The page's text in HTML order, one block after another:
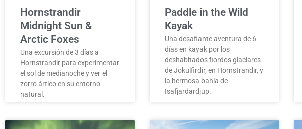
Hornstrandir
Midnight Sun &
Arctic Foxes
Una excursión de 3 días a
Hornstrandir para experimentar
el sol de medianoche y ver el
zorro ártico en su entorno
natural.
Paddle in the Wild
Kayak
Una desafiante aventura de 6
días en kayak por los
deshabitados fiordos glaciares
de Jokulfirdir, en Hornstrandir, y
la hermosa bahía de
Isafjardardjup.